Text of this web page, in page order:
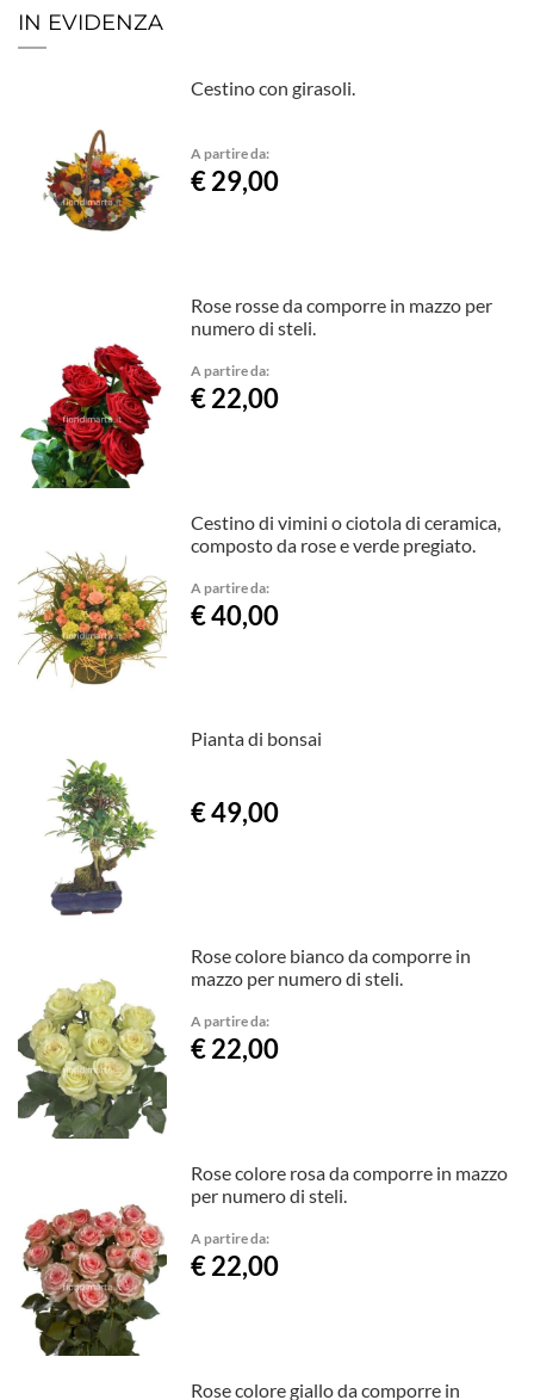
IN EVIDENZA
Cestino con girasoli.
A partire da:
€ 29,00
Rose rosse da comporre in mazzo per
numero di steli.
A partire da:
€ 22,00
Cestino di vimini o ciotola di ceramica,
composto da rose e verde pregiato.
A partire da:
€ 40,00
Pianta di bonsai
€ 49,00
Rose colore bianco da comporre in
mazzo per numero di steli.
A partire da:
€ 22,00
Rose colore rosa da comporre in mazzo
per numero di steli.
A partire da:
€ 22,00
Rose colore giallo da comporre in